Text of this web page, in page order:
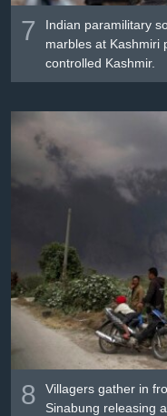
7
Indian paramilitary
marbles at Kashmiri
controlled Kashmir.
8
Villagers gather in
Sinabung releasing